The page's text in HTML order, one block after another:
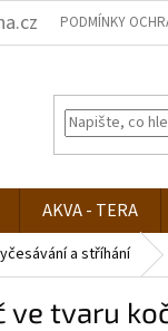
PODMÍNKY
AKVA - TERA
a stříhání
ve tvaru